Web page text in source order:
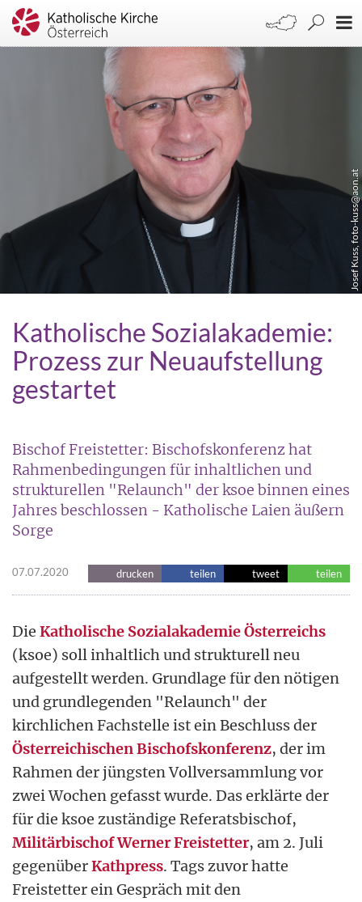
Josef Kuss, foto-kuss@aon.at
Katholische Sozialakademie:
Prozess zur Neuaufstellung
gestartet
Bischof Freistetter: Bischofskonferenz hat
Rahmenbedingungen für inhaltlichen und
strukturellen "Relaunch" der ksoe binnen eines
Jahres beschlossen - Katholische Laien äußern
Sorge
07.07.2020 drucken teilen tweet teilen
Die Katholische Sozialakademie Österreichs
(ksoe) soll inhaltlich und strukturell neu
aufgestellt werden. Grundlage für den nötigen
und grundlegenden "Relaunch" der
kirchlichen Fachstelle ist ein Beschluss der
Österreichischen Bischofskonferenz, der im
Rahmen der jüngsten Vollversammlung vor
zwei Wochen gefasst wurde. Das erklärte der
für die ksoe zuständige Referatsbischof,
Militärbischof Werner Freistetter, am 2. Juli
gegenüberKathpress. Tags zuvor hatte
Freistetter ein Gespräch mit den